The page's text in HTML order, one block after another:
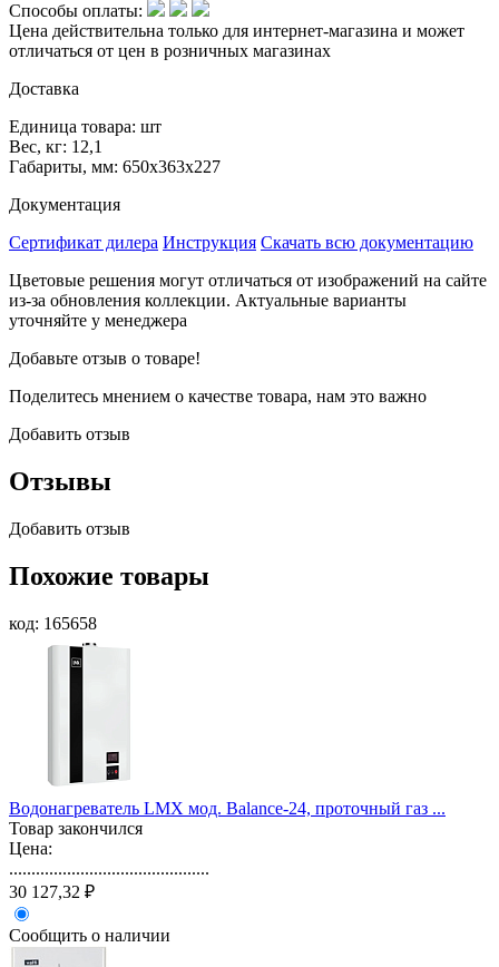
Способы оплаты:
Цена действительна только для интернет-магазина и может
отличаться от цен в розничных магазинах
Доставка
Единица товара: шт
Вес, кг: 12,1
Габариты, мм: 650х363х227
Документация
Сертификат дилера Инструкция Скачать всю документацию
Цветовые решения могут отличаться от изображений на сайте
из-за обновления коллекции. Актуальные варианты
уточняйте у менеджера
Добавьте отзыв о товаре!
Поделитесь мнением о качестве товара, нам это важно
Добавить отзыв
Отзывы
Добавить отзыв
Похожие товары
код: 165658
Водонагреватель LMX мод. Balance-24, проточный газ ...
Товар закончился
Цена:
.............................................
30 127,32 ₽
Сообщить о наличии